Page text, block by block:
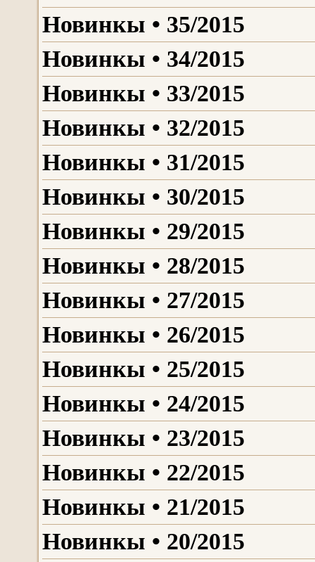
Новинкы • 35/2015
Новинкы • 34/2015
Новинкы • 33/2015
Новинкы • 32/2015
Новинкы • 31/2015
Новинкы • 30/2015
Новинкы • 29/2015
Новинкы • 28/2015
Новинкы • 27/2015
Новинкы • 26/2015
Новинкы • 25/2015
Новинкы • 24/2015
Новинкы • 23/2015
Новинкы • 22/2015
Новинкы • 21/2015
Новинкы • 20/2015